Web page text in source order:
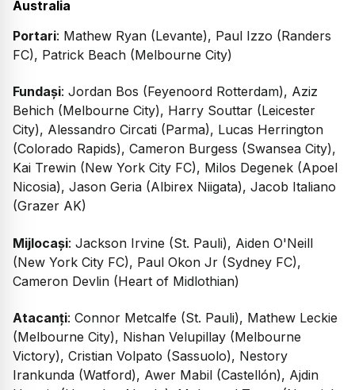
Australia
Portari: Mathew Ryan (Levante), Paul Izzo (Randers
FC), Patrick Beach (Melbourne City)
Fundași: Jordan Bos (Feyenoord Rotterdam), Aziz
Behich (Melbourne City), Harry Souttar (Leicester
City), Alessandro Circati (Parma), Lucas Herrington
(Colorado Rapids), Cameron Burgess (Swansea City),
Kai Trewin (New York City FC), Milos Degenek (Apoel
Nicosia), Jason Geria (Albirex Niigata), Jacob Italiano
(Grazer AK)
Mijlocași: Jackson Irvine (St. Pauli), Aiden O'Neill
(New York City FC), Paul Okon Jr (Sydney FC),
Cameron Devlin (Heart of Midlothian)
Atacanți: Connor Metcalfe (St. Pauli), Mathew Leckie
(Melbourne City), Nishan Velupillay (Melbourne
Victory), Cristian Volpato (Sassuolo), Nestory
Irankunda (Watford), Awer Mabil (Castellón), Ajdin